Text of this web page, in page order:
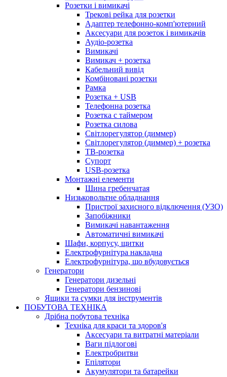
Розетки і вимикачі
Трекові рейка для розетки
Адаптер телефонно-комп'ютерний
Аксесуари для розеток і вимикачів
Аудіо-розетка
Вимикачі
Вимикач + розетка
Кабельний вивід
Комбіновані розетки
Рамка
Розетка + USB
Телефонна розетка
Розетка с таймером
Розетка силова
Світлорегулятор (диммер)
Світлорегулятор (диммер) + розетка
ТВ-розетка
Супорт
USB-розетка
Монтажні елементи
Шина гребенчатая
Низьковольтне обладнання
Пристрої захисного відключення (УЗО)
Запобіжники
Вимикачі навантаження
Автоматичні вимикачі
Шафи, корпусу, щитки
Електрофурнітура накладна
Електрофурнітура, що вбудовується
Генератори
Генератори дизельні
Генератори бензинові
Ящики та сумки для інструментів
ПОБУТОВА ТЕХНІКА
Дрібна побутова техніка
Техніка для краси та здоров'я
Аксесуари та витратні матеріали
Ваги підлогові
Електробритви
Епілятори
Акумулятори та батарейки